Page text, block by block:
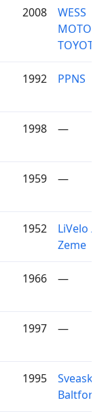
2008
WESS
MOTORS
TOYOTA
1992 PPNS
1998 —
1959 —
1952
LiVelo /
Zeme
1966 —
1997 —
1995
Sveaskog
Baltfor